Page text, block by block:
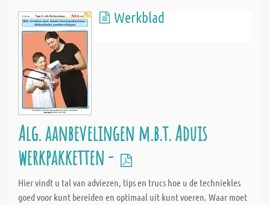
Werkblad
Alg. aanbevelingen m.b.t. Aduis
werkpakketten -
Hier vindt u tal van adviezen, tips en trucs hoe u de techniekles
goed voor kunt bereiden en optimaal uit kunt voeren. Waar moet